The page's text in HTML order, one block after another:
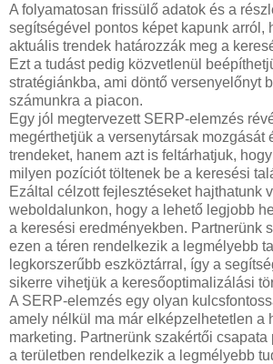
A folyamatosan frissülő adatok és a
segítségével pontos képet kapunk arról,
aktuális trendek határozzák meg a
Ezt a tudást pedig közvetlenül
stratégiánkba, ami döntő versenyelőnyt
számunkra a piacon.
Egy jól megtervezett SERP-elemzés
megérthetjük a versenytársak mozgását
trendeket, hanem azt is feltárhatjuk,
milyen pozíciót töltenek be a keresési
Ezáltal célzott fejlesztéseket hajthatunk
weboldalunkon, hogy a lehető legjobb
a keresési eredményekben. Partnerünk
ezen a téren rendelkezik a legmélyebb
legkorszerűbb eszköztárral, így a
sikerre vihetjük a keresőoptimalizálási
A SERP-elemzés egy olyan
amely nélkül ma már elképzelhetetlen a
marketing. Partnerünk szakértői
a területben rendelkezik a legmélyebb